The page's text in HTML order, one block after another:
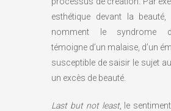
esthétique devant la
nomment le syndrome
témoigne d’un malaise, d’un
susceptible de saisir le sujet
un excès de beauté.
Last but not least, le